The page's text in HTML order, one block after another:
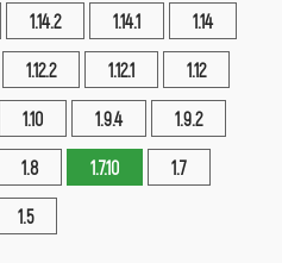
1.14.2 1.14.1 1.14
1.12.2 1.12.1 1.12
1.10 1.9.4 1.9.2
1.8 1.7.10 1.7
1.5